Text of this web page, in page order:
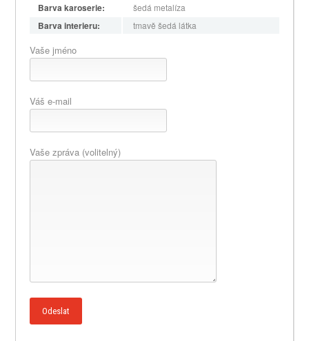
Barva karoserie: šedá metalíza
Barva interieru: tmavě šedá látka
Vaše jméno
Váš e-mail
Vaše zpráva (volitelný)